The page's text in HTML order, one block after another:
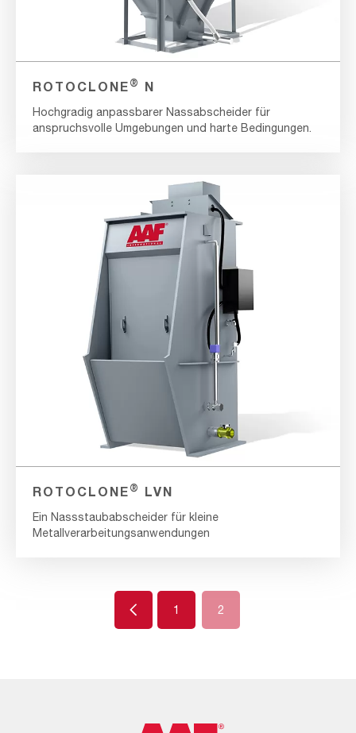
ROTOCLONE ® N
Hochgradig anpassbarer Nassabscheider für
anspruchsvolle Umgebungen und harte Bedingungen.
ROTOCLONE ® LVN
Ein Nassstaubabscheider für kleine
Metallverarbeitungsanwendungen
Previous
1 2